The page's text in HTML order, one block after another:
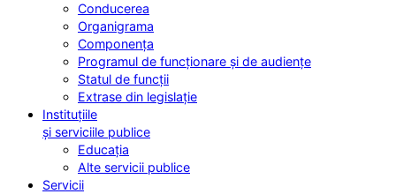
Conducerea
Organigrama
Componența
Programul de funcționare și de audiențe
Statul de funcții
Extrase din legislație
Instituțiile
și serviciile publice
Educația
Alte servicii publice
Servicii